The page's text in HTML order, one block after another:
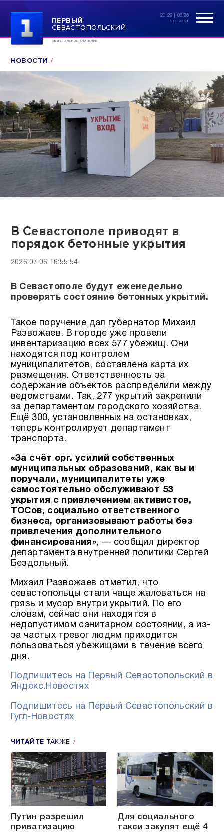
ПЕРВЫЙ
СЕВАСТОПОЛЬСКИЙ
ФЕДЕРАЛЬНОЕ ЗНАЧЕНИЕ
20:29 | 06.26
четверг
НОВОСТИ
В Севастополе приводят в
порядок бетонные укрытия
2026.07.06 16:55:54
В Севастополе будут еженедельно
проверять состояние бетонных укрытий.
Такое поручение дал губернатор Михаил
Развожаев. В городе уже провели
инвентаризацию всех 577 убежищ. Они
находятся под контролем
муниципалитетов, составлена карта их
размещения. Ответственность за
содержание объектов распределили между
ведомствами. Так, 277 укрытий закрепили
за департаментом городского хозяйства.
Ещё 300, установленных на остановках,
теперь контролирует департамент
транспорта.
«За счёт орг. усилий собственных
муниципальных образований, как вы и
поручали, муниципалитеты уже
самостоятельно обслуживают 53
укрытия с привлечением активистов,
ТОСов, социально ответственного
бизнеса, организовывают работы без
привлечения дополнительного
финансирования», — сообщил директор
департамента внутренней политики Сергей
Бездольный.
Михаил Развожаев отметил, что
севастопольцы стали чаще жаловаться на
грязь и мусор внутри укрытий. По его
словам, сейчас они находятся в
недопустимом санитарном состоянии, а из-
за частых тревог людям приходится
пользоваться убежищами в течение всего
дня.
Подпишитесь на Первый Севастопольский в
Яндекс.Новостях
Подпишитесь на Первый Севастопольский в
Гугл-Новостях
ЧИТАЙТЕ ТАКЖЕ
Путин разрешил
приватизацию
Для социального
такси закупят ещё 4